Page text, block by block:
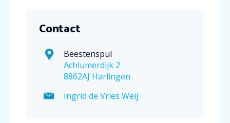
Contact
Beestenspul
Achlumerdijk 2
8862AJ Harlingen
Ingrid de Vries Weij